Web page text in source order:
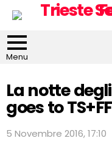
Menu
La notte
goes to
5 Novembre 2016, 17:10